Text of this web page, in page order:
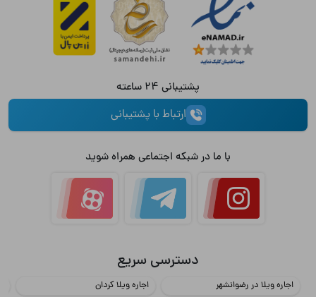
دسترسی سریع
اجاره ویلا در رضوانشهر اجاره ویلا کردان
با ما در شبکه اجتماعی همراه شوید
پشتیبانی 24 ساعته
ارتباط با پشتیبانی